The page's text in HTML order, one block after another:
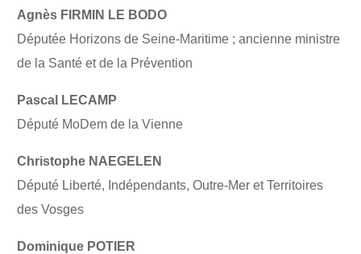
Agnès FIRMIN LE BODO
Députée Horizons de Seine-Maritime ; ancienne ministre
de la Santé et de la Prévention
Pascal LECAMP
Député MoDem de la Vienne
Christophe NAEGELEN
Député Liberté, Indépendants, Outre-Mer et Territoires
des Vosges
Dominique POTIER